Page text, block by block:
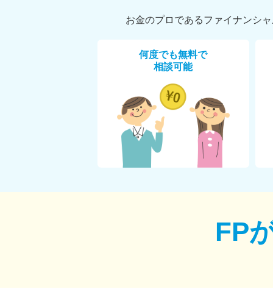
お金のプロであるファイナンシ
何度でも無料で
相談可能
FP